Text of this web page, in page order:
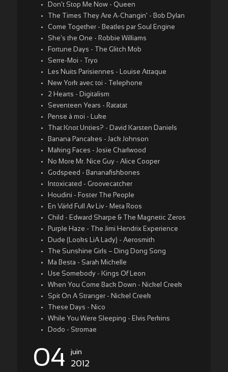
Don't Stop Me Now - Queen
The Times They Are A-Changin' - Bob Dylan
Come Together - Beatles par Soul Engine
She's the One - Robbie Williams
Fortune Days - The Glitch Mob
Serre-Moi - Tryo
Les Nuits Parisiennes - Louise Attaque
New York avec toi - Telephone
2 Hearts - Digitalism
Seventeen Years - Ratatat
Pense à moi - Luke
That Knot Unties? - David Karsten Daniels
Banana Pancakes - Jack Johnson
Making Faces - Josie Charlwood
No More Mr. Nice Guy - Alice Cooper
Godspeed - Bananafishbones
Intoxicated - Groovecatcher
Houdini - Foster The People
En Värld Full Av Liv - Meta Roos
Child - Edward Sharpe & The Magnetic Zeros
Purple Haze - The Jimi Hendrix Experience
Dude (Looks LiA Lady) - Aerosmith
The Sunshine Girls – Ding Dong Song
Ma Besta - Sarah Michelle
Use Somebody - Kings Of Leon
When You Come Back Down - Nickel Creek
Spit On A Stranger - Nickel Creek
These Days - Nico
While You Were Sleeping - Elvis Perkins
Dodo - Stromae
04 juin
2012